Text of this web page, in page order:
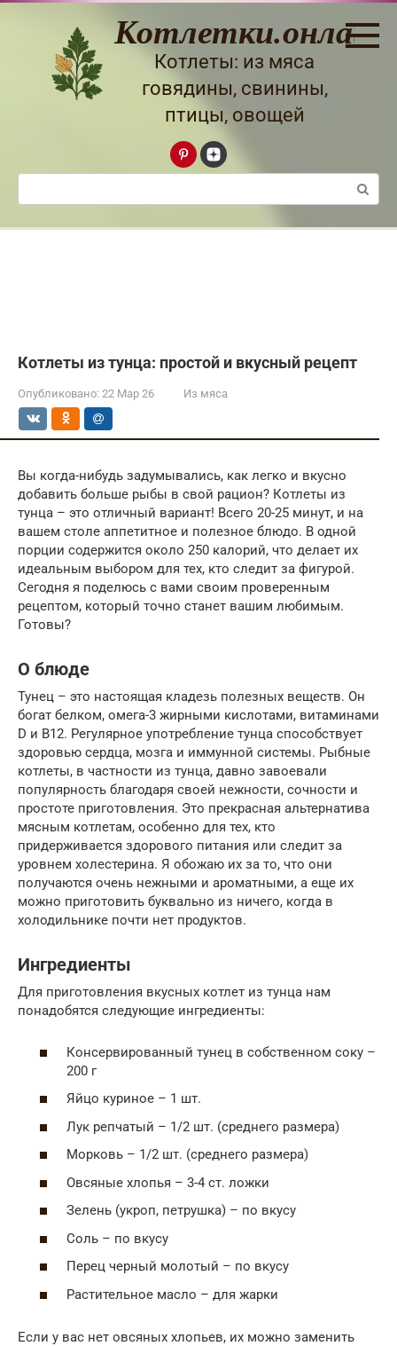
Перейти
Котлетки.онлайн
Котлеты: из мяса
говядины, свинины,
птицы, овощей
Поиск:
Котлеты из тунца: простой и вкусный рецепт
Опубликовано: 22 Мар 26 Из мяса
Вы когда-нибудь задумывались, как легко и вкусно
добавить больше рыбы в свой рацион? Котлеты из
тунца – это отличный вариант! Всего 20-25 минут, и на
вашем столе аппетитное и полезное блюдо. В одной
порции содержится около 250 калорий, что делает их
идеальным выбором для тех, кто следит за фигурой.
Сегодня я поделюсь с вами своим проверенным
рецептом, который точно станет вашим любимым.
Готовы?
О блюде
Тунец – это настоящая кладезь полезных веществ. Он
богат белком, омега-3 жирными кислотами, витаминами
D и B12. Регулярное употребление тунца способствует
здоровью сердца, мозга и иммунной системы. Рыбные
котлеты, в частности из тунца, давно завоевали
популярность благодаря своей нежности, сочности и
простоте приготовления. Это прекрасная альтернатива
мясным котлетам, особенно для тех, кто
придерживается здорового питания или следит за
уровнем холестерина. Я обожаю их за то, что они
получаются очень нежными и ароматными, а еще их
можно приготовить буквально из ничего, когда в
холодильнике почти нет продуктов.
Ингредиенты
Для приготовления вкусных котлет из тунца нам
понадобятся следующие ингредиенты:
Консервированный тунец в собственном соку –
200 г
Яйцо куриное – 1 шт.
Лук репчатый – 1/2 шт. (среднего размера)
Морковь – 1/2 шт. (среднего размера)
Овсяные хлопья – 3-4 ст. ложки
Зелень (укроп, петрушка) – по вкусу
Соль – по вкусу
Перец черный молотый – по вкусу
Растительное масло – для жарки
Если у вас нет овсяных хлопьев, их можно заменить